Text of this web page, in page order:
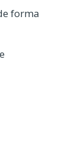
forma